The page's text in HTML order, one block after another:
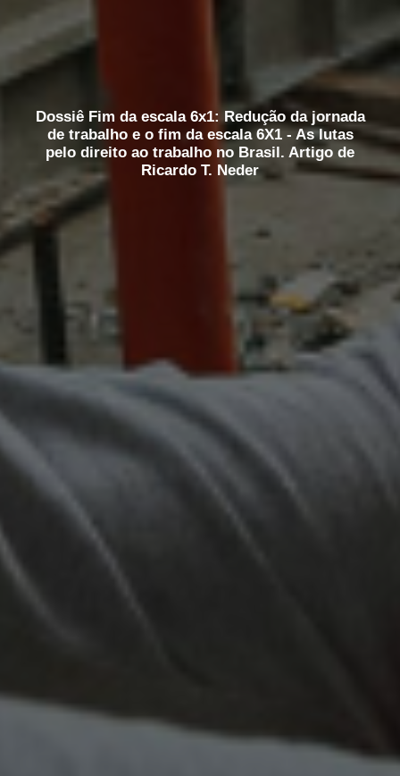
Dossiê Fim da escala 6x1: Redução da jornada
de trabalho e o fim da escala 6X1 - As lutas
pelo direito ao trabalho no Brasil. Artigo de
Ricardo T. Neder